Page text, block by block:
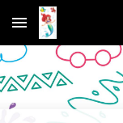
Skip to main content